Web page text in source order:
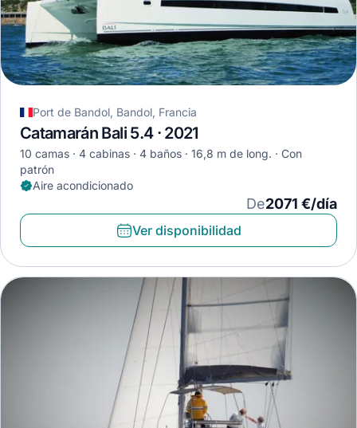
Port de Bandol, Bandol, Francia
Catamarán Bali 5.4 · 2021
10 camas 4 cabinas 4 baños 16,8 m de long.
Con
patrón
Aire acondicionado
De2071 €/día
Ver disponibilidad